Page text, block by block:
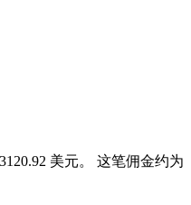
美元。 这笔佣金约为